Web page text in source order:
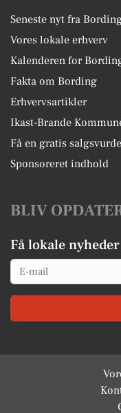
Seneste nyt fra
Vores lokale erhverv
Kalenderen for
Fakta om Bording
Erhvervsartikler
Ikast-Brande
Få en gratis
Sponsoreret indhold
BLIV
Få lokale nyheder
Email